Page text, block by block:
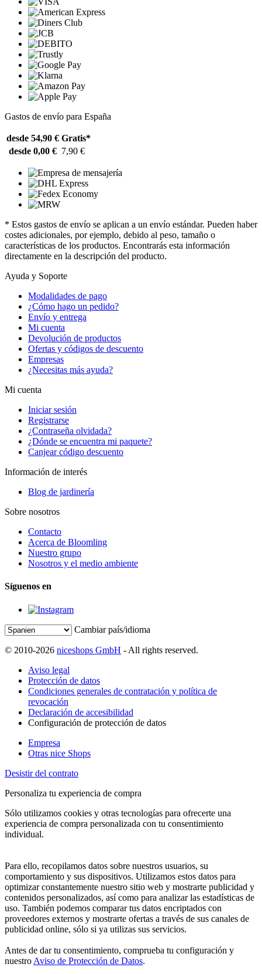
Gastos de envío para España
desde 54,90 € Gratis*
desde 0,00 € 7,90 €
* Estos gastos de envío se aplican a un envío estándar. Pueden haber
costes adicionales, por ejemplo, debido al peso, tamaño o
características de los productos. Encontrarás esta información
directamente en la descripción del producto.
Ayuda y Soporte
Modalidades de pago
¿Cómo hago un pedido?
Envío y entrega
Mi cuenta
Devolución de productos
Ofertas y códigos de descuento
Empresas
¿Necesitas más ayuda?
Mi cuenta
Iniciar sesión
Registrarse
¿Contraseña olvidada?
¿Dónde se encuentra mi paquete?
Canjear código descuento
Información de interés
Blog de jardinería
Sobre nosotros
Contacto
Acerca de Bloomling
Nuestro grupo
Nosotros y el medio ambiente
Síguenos en
Cambiar país/idioma
© 2010-2026 niceshops GmbH - All rights reserved.
Aviso legal
Protección de datos
Condiciones generales de contratación y política de
revocación
Declaración de accesibilidad
Configuración de protección de datos
Empresa
Otras nice Shops
Desistir del contrato
Personaliza tu experiencia de compra
Sólo utilizamos cookies y otras tecnologías para ofrecerte una
experiencia de compra personalizada con tu consentimiento
individual.
Para ello, recopilamos datos sobre nuestros usuarios, su
comportamiento y sus dispositivos. Utilizamos estos datos para
optimizar constantemente nuestro sitio web y mostrarte publicidad y
contenidos personalizados, así como para analizar las estadísticas de
uso. También podemos comparar tus datos encriptados con
proveedores externos y mostrarte ofertas a través de sus canales de
publicidad online, sólo si ya utilizas sus servicios.
Antes de dar tu consentimiento, comprueba tu configuración y
nuestro Aviso de Protección de Datos.